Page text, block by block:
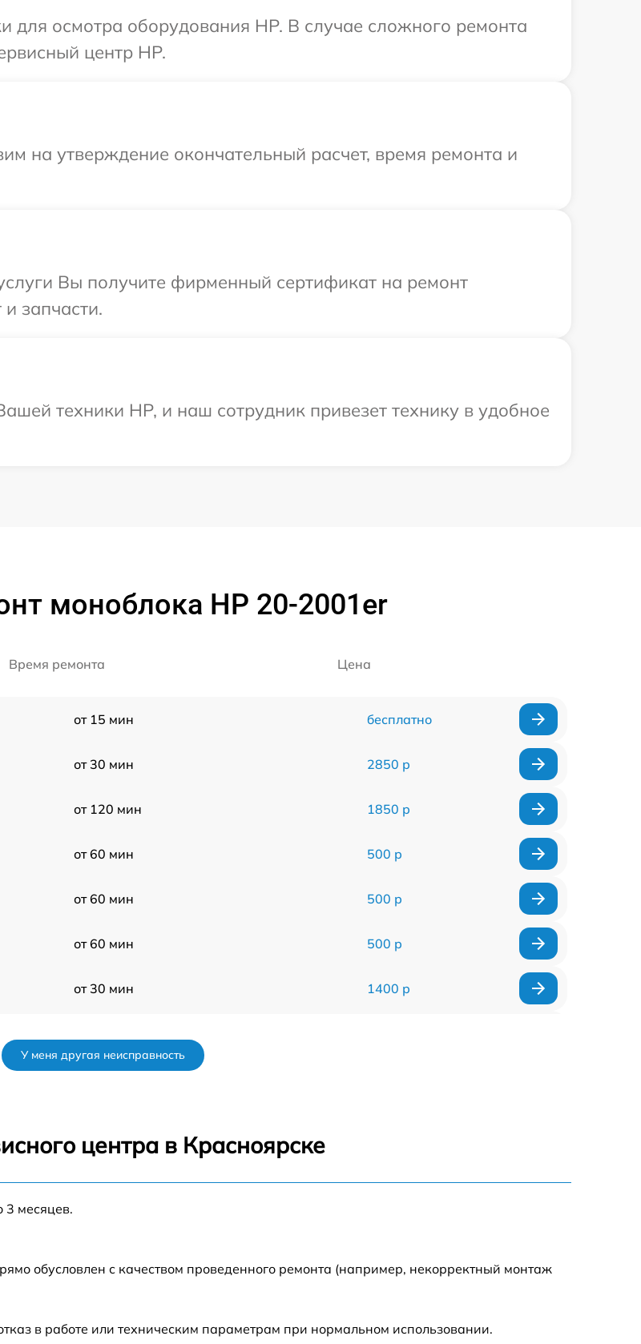
для осмотра оборудования HP. В случае сложного ремонта
центр HP.
на утверждение окончательный расчет, время ремонта и
Вы получите фирменный сертификат на ремонт
запчасти.
техники HP, и наш сотрудник привезет технику в удобное
моноблока HP 20-2001er
Время ремонта Цена
от 15 мин бесплатно
от 30 мин 2850 р
от 120 мин 1850 р
от 60 мин 500 р
от 60 мин 500 р
от 60 мин 500 р
от 30 мин 1400 р
У меня другая неисправность
центра в Красноярске
3 месяцев.
обусловлен с качеством проведенного ремонта (например, некорректный монтаж
в работе или техническим параметрам при нормальном использовании.